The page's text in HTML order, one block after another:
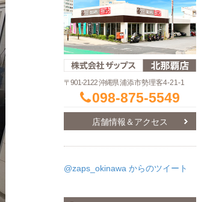
〒901-2122 沖縄県浦添市勢理客4-21-1
098-875-5549
店舗情報＆アクセス
@zaps_okinawa からのツイート